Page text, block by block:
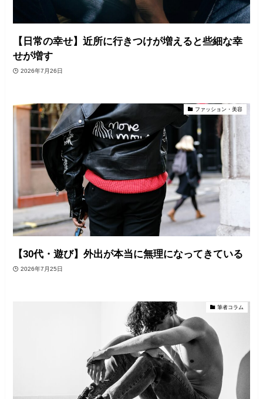
【日常の幸せ】近所に行きつけが増えると些細な幸
せが増す
2026年7月26日
ファッション・美容
【30代・遊び】外出が本当に無理になってきている
2026年7月25日
筆者コラム